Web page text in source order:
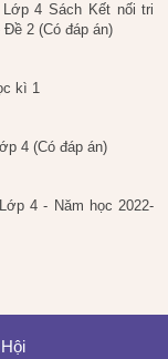
4 Sách Kết nối tri
2 (Có đáp án)
kì 1
4 (Có đáp án)
4 - Năm học 2022-